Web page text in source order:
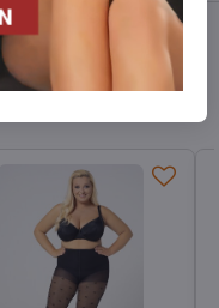
WhatsApp